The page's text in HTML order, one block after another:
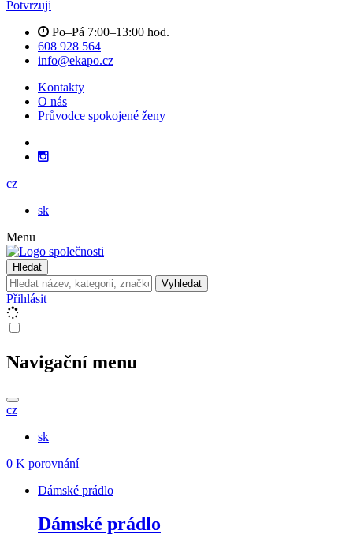
Potvrzuji
Po–Pá 7:00–13:00 hod.
608 928 564
info@ekapo.cz
Kontakty
O nás
Průvodce spokojené ženy
cz
sk
Menu
Hledat
Vyhledat
Přihlásit
Navigační menu
cz
sk
0 K porovnání
Dámské prádlo
Dámské prádlo